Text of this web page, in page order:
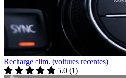
Recharge clim. (voitures récentes)
5.0 (1)